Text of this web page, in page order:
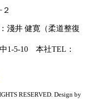
淺井 健寛（柔道整復
1-5-10 本社TEL：
RESERVED. Design by